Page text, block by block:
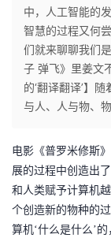
个
人
主
页
我
的
开
发
者
中，人工智能的
智慧的过程又何
们就来聊聊我们
子 弹飞》里姜文
的‘翻译翻译’】
与人、人与物、
电影《普罗米修斯
展的过程中创造出
和人类赋予计算机
个创造新的物种的
算机‘什么是什么’